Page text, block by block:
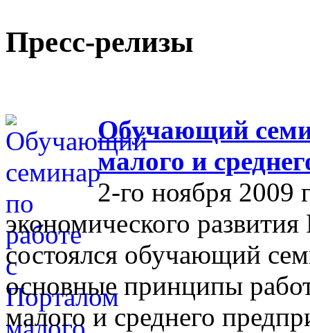
Пресс-релизы
Обучающий
малого и
2-го ноября 2009
экономического
состоялся обучающий
основные принципы
малого и среднего